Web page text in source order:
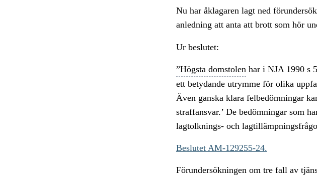
Nu har åklagaren lagt ned
anledning att anta att brott som hör
Ur beslutet:
”Högsta domstolen har i NJA 1990 s
ett betydande utrymme för olika
Även ganska klara felbedömningar
straffansvar.’ De bedömningar som
lagtolknings- och
Beslutet AM-129255-24.
Förundersökningen om tre fall av